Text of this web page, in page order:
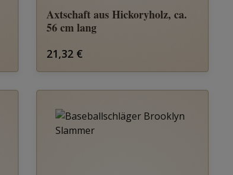
Axtschaft aus Hickoryholz, ca.
56 cm lang
Regulärer Preis:
21,32 €